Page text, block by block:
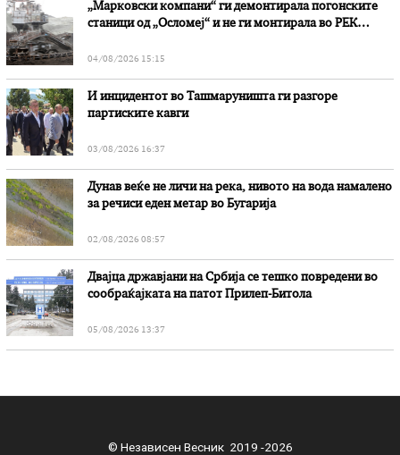
„Марковски компани“ ги демонтирала погонските
станици од „Осломеј“ и не ги монтирала во РЕК
04/08/2026 15:15
И инцидентот во Ташмаруништa ги разгоре
партиските кавги
03/08/2026 16:37
Дунав веќе не личи на река, нивото на вода намалено
за речиси еден метар во Бугарија
02/08/2026 08:57
Двајца државјани на Србија се тешко повредени во
сообраќајката на патот Прилеп-Битола
05/08/2026 13:37
© Независен Весник 2019 -2026